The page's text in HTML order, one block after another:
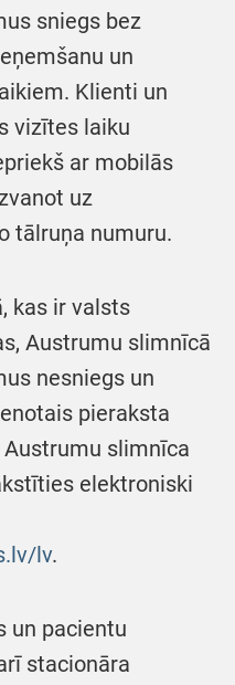
sniegs bez
un
Klienti un
vizītes laiku
ar mobilās
uz
tālruņa numuru.
kas ir valsts
Austrumu slimnīcā
nesniegs un
pieraksta
slimnīca
elektroniski
lv.
un pacientu
stacionāra